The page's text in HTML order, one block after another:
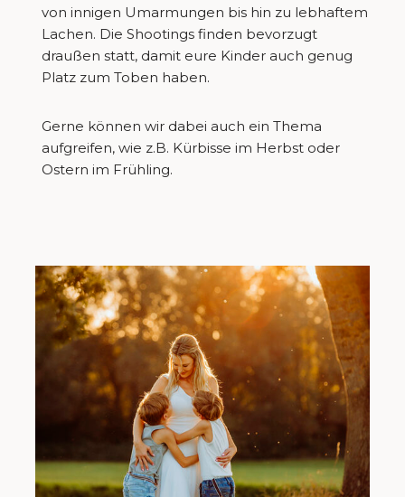
von innigen Umarmungen bis hin zu lebhaftem
Lachen. Die Shootings finden bevorzugt
draußen statt, damit eure Kinder auch genug
Platz zum Toben haben.
Gerne können wir dabei auch ein Thema
aufgreifen, wie z.B. Kürbisse im Herbst oder
Ostern im Frühling.